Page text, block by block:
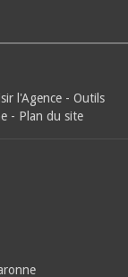
l'Agence - Outils
- Plan du site